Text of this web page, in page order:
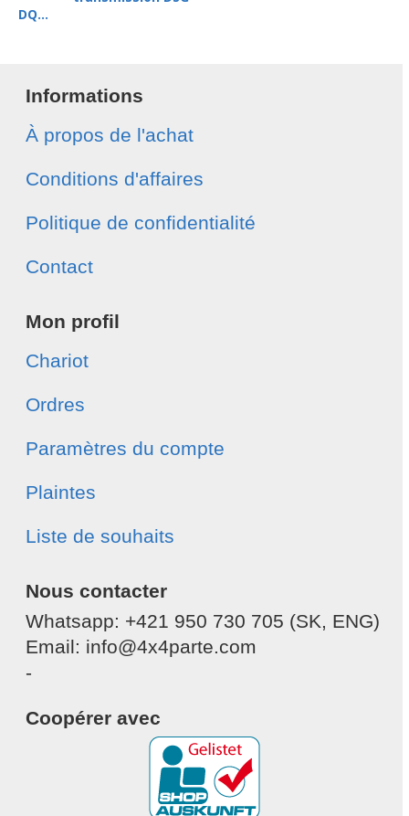
DQ...
Informations
À propos de l'achat
Conditions d'affaires
Politique de confidentialité
Contact
Mon profil
Chariot
Ordres
Paramètres du compte
Plaintes
Liste de souhaits
Nous contacter
Whatsapp: +421 950 730 705 (SK, ENG)
Email: info@4x4parte.com
-
Coopérer avec